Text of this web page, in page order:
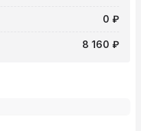
0 ₽
8 160 ₽